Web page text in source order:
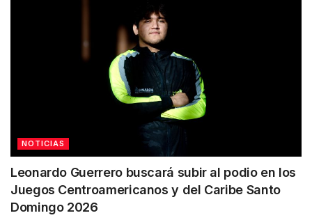
NOTICIAS
Leonardo Guerrero buscará subir al podio en los
Juegos Centroamericanos y del Caribe Santo
Domingo 2026